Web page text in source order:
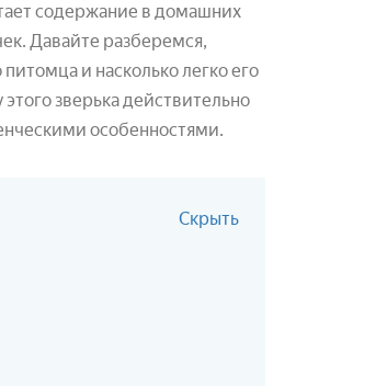
содержание в домашних
Давайте разберемся,
питомца и насколько легко его
зверька действительно
особенностями.
Скрыть